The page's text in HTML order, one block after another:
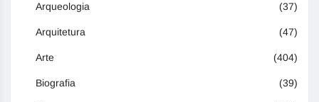
Arqueologia (37)
Arquitetura (47)
Arte (404)
Biografia (39)